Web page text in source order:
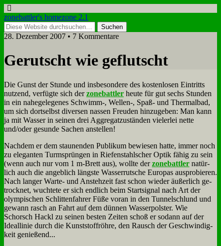
zonebattler's homezone 2.1
28. Dezember 2007 • 7 Kommentare
Ge­rutscht wie ge­flutscht
Die Gunst der Stun­de und ins­be­son­de­re des ko­sten­lo­sen Ein­tritts
nut­zend, ver­füg­te sich derzone­batt­ler heu­te für gut sechs Stun­den
in ein na­he­ge­le­ge­nes Schwimm‑, Wellen‑, Spaß- und Ther­mal­bad,
um sich dort­selbst di­ver­sen nas­sen Freu­den hin­zu­ge­ben: Man kann
ja mit Was­ser in sei­nen drei Ag­gre­gat­zu­stän­den vie­ler­lei net­te
und/oder ge­sun­de Sa­chen an­stel­len!
Nach­dem er dem stau­nen­den Pu­bli­kum be­wie­sen hat­te, im­mer noch
zu ele­gan­ten Turm­sprün­gen in Rie­fen­stahl­scher Op­tik fä­hig zu sein
(wenn auch nur vom 1 m‑Brett aus), woll­te derzone­batt­ler na­tür­
lich auch die an­geb­lich läng­ste Was­ser­rut­sche Eu­ro­pas aus­pro­bie­ren.
Nach lan­ger War­te- und An­steh­zeit fast schon wie­der äu­ßer­lich ge­
trock­net, wuch­te­te er sich end­lich beim Start­si­gnal nach Art der
olym­pi­schen Schlit­ten­fah­rer Fü­ße vor­an in den Tun­nel­schlund und
ge­wann rasch an Fahrt auf dem dün­nen Was­ser­pol­ster. Wie
Schorsch Hackl zu sei­nen be­sten Zei­ten schoß er so­dann auf der
Ide­al­li­nie durch die Kunst­stoff­röh­re, den Rausch der Ge­schwin­dig­
keit ge­nie­ßend...